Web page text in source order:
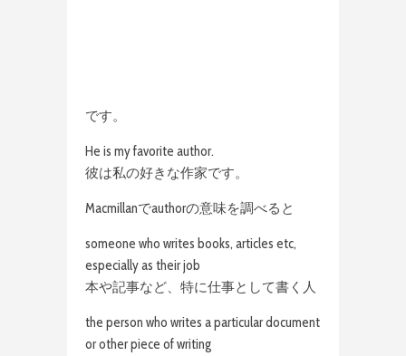
です。
He is my favorite author.
彼は私の好きな作家です。
Macmillanでauthorの意味を調べると
someone who writes books, articles etc,
especially as their job
本や記事など、特に仕事として書く人
the person who writes a particular document
or other piece of writing